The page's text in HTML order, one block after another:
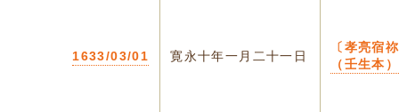
1633/03/01 寛永十年一月二十一日
〔孝亮宿
（壬生本